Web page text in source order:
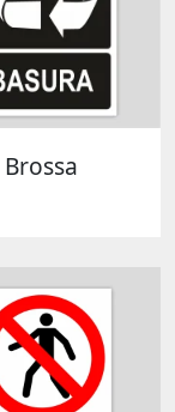
Brossa